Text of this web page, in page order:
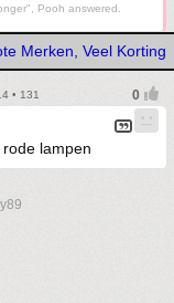
Pooh answered.
Merken, Veel Korting
• 131
lampen